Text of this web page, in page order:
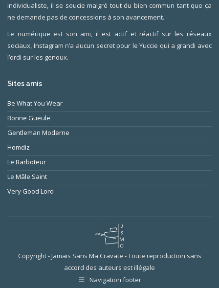
individualiste, il se soucie malgré tout du bien commun tant que ça
ne demande pas de concessions à son avancement.
Le numérique est son ami, il est actif et réactif sur les réseaux
sociaux, Instagram n’a aucun secret pour le Yuccie qui a grandi avec
l’ordi sur les genoux.
Sites amis
Be What You Wear
Bonne Gueule
Gentleman Moderne
Homdiz
Le Barboteur
Le Mâle Saint
Very Good Lord
Copyright - Jamais Sans Ma Cravate - Toute reproduction sans
accord des auteurs est illégale
Navigation footer